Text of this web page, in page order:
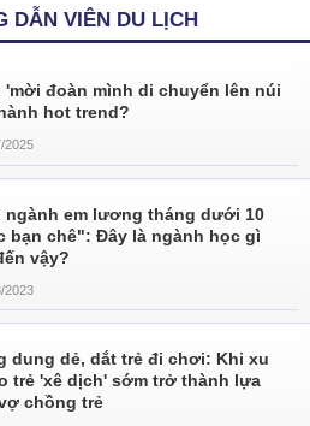
DẪN VIÊN DU LỊCH
'mời đoàn mình di chuyển lên núi
hot trend?
2025
ngành em lương tháng dưới 10
bạn chê": Đây là ngành học gì
vậy?
2023
dung dẻ, dắt trẻ đi chơi: Khi xu
trẻ 'xê dịch' sớm trở thành lựa
chồng trẻ